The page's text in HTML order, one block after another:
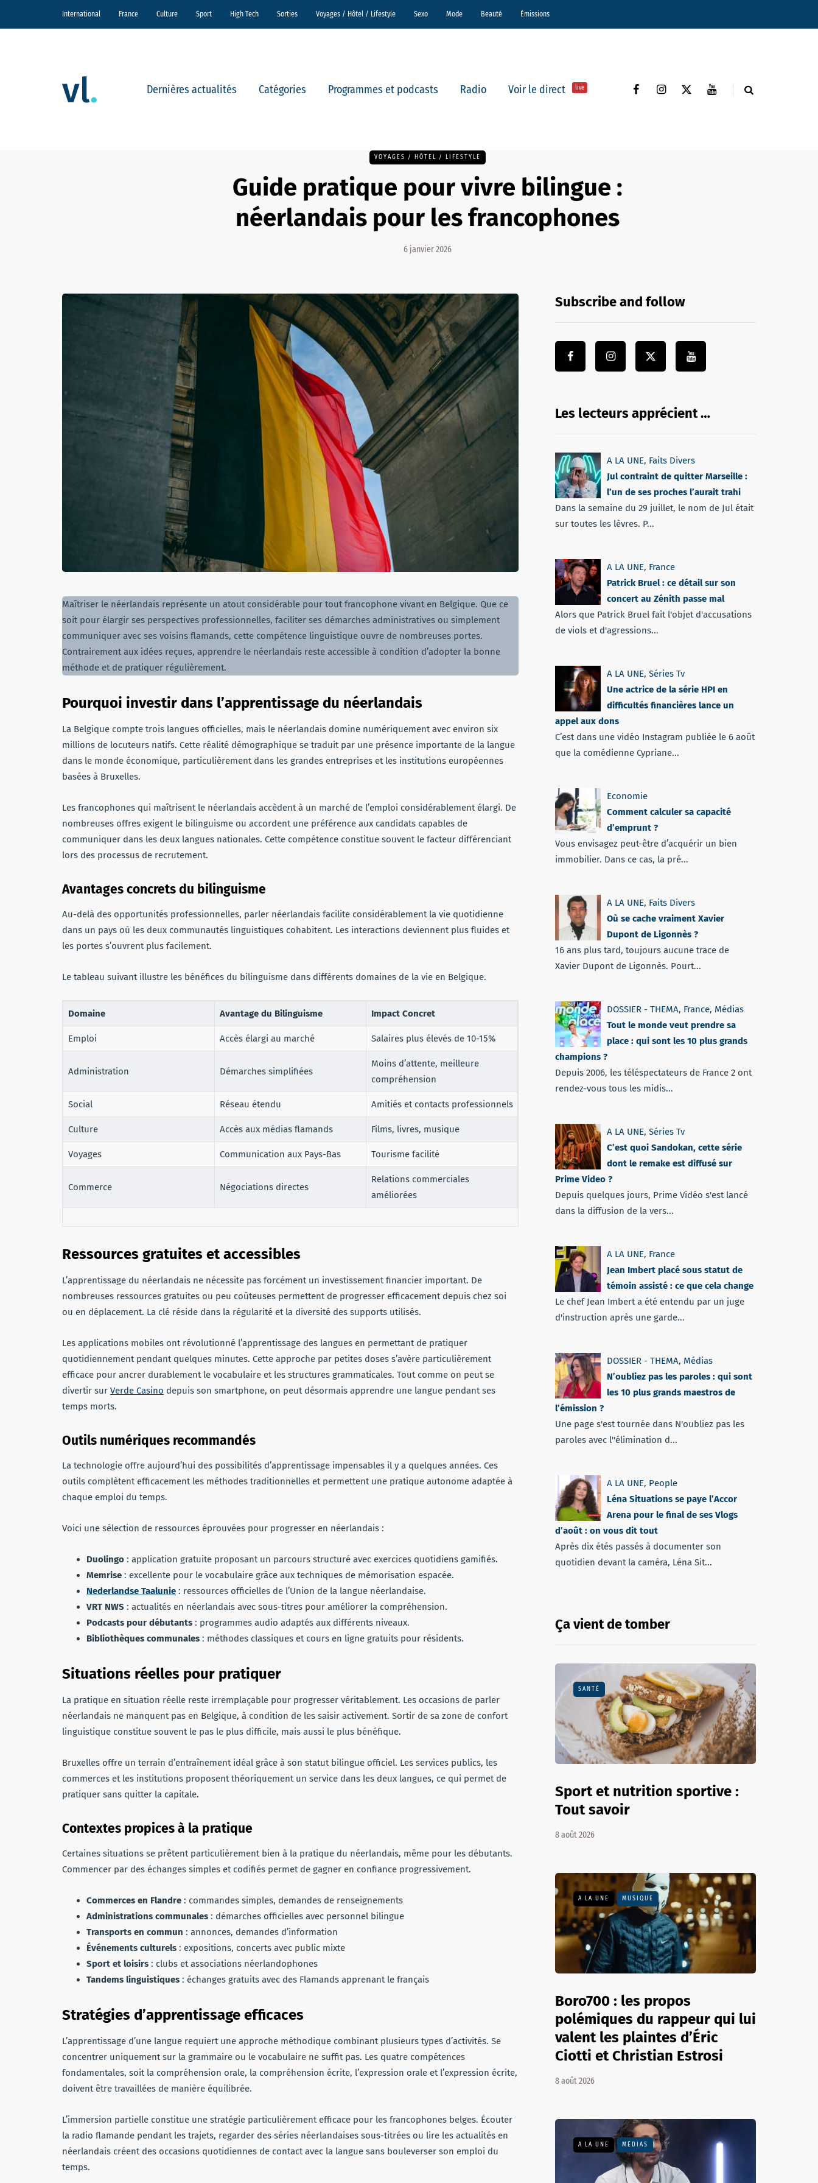
International France Culture Sport High Tech Sorties Voyages / Hôtel / Lifestyle Sexo Mode Beauté Émissions
Dernières actualités Catégories Programmes et podcasts Radio Voir le direct live
VOYAGES / HÔTEL / LIFESTYLE
Guide pratique pour vivre bilingue :
néerlandais pour les francophones
6 janvier 2026
Maîtriser le néerlandais représente un atout considérable pour tout francophone vivant en Belgique. Que ce
soit pour élargir ses perspectives professionnelles, faciliter ses démarches administratives ou simplement
communiquer avec ses voisins flamands, cette compétence linguistique ouvre de nombreuses portes.
Contrairement aux idées reçues, apprendre le néerlandais reste accessible à condition d’adopter la bonne
méthode et de pratiquer régulièrement.
Pourquoi investir dans l’apprentissage du néerlandais
La Belgique compte trois langues officielles, mais le néerlandais domine numériquement avec environ six
millions de locuteurs natifs. Cette réalité démographique se traduit par une présence importante de la langue
dans le monde économique, particulièrement dans les grandes entreprises et les institutions européennes
basées à Bruxelles.
Les francophones qui maîtrisent le néerlandais accèdent à un marché de l’emploi considérablement élargi. De
nombreuses offres exigent le bilinguisme ou accordent une préférence aux candidats capables de
communiquer dans les deux langues nationales. Cette compétence constitue souvent le facteur différenciant
lors des processus de recrutement.
Avantages concrets du bilinguisme
Au-delà des opportunités professionnelles, parler néerlandais facilite considérablement la vie quotidienne
dans un pays où les deux communautés linguistiques cohabitent. Les interactions deviennent plus fluides et
les portes s’ouvrent plus facilement.
Le tableau suivant illustre les bénéfices du bilinguisme dans différents domaines de la vie en Belgique.
Domaine Avantage du Bilinguisme Impact Concret
Emploi Accès élargi au marché Salaires plus élevés de 10-15%
Administration Démarches simplifiées
Moins d’attente, meilleure
compréhension
Social Réseau étendu Amitiés et contacts professionnels
Culture Accès aux médias flamands Films, livres, musique
Voyages Communication aux Pays-Bas Tourisme facilité
Commerce Négociations directes
Relations commerciales
améliorées
Ressources gratuites et accessibles
L’apprentissage du néerlandais ne nécessite pas forcément un investissement financier important. De
nombreuses ressources gratuites ou peu coûteuses permettent de progresser efficacement depuis chez soi
ou en déplacement. La clé réside dans la régularité et la diversité des supports utilisés.
Les applications mobiles ont révolutionné l’apprentissage des langues en permettant de pratiquer
quotidiennement pendant quelques minutes. Cette approche par petites doses s’avère particulièrement
efficace pour ancrer durablement le vocabulaire et les structures grammaticales. Tout comme on peut se
divertir sur Verde Casino depuis son smartphone, on peut désormais apprendre une langue pendant ses
temps morts.
Outils numériques recommandés
La technologie offre aujourd’hui des possibilités d’apprentissage impensables il y a quelques années. Ces
outils complètent efficacement les méthodes traditionnelles et permettent une pratique autonome adaptée à
chaque emploi du temps.
Voici une sélection de ressources éprouvées pour progresser en néerlandais :
Duolingo : application gratuite proposant un parcours structuré avec exercices quotidiens gamifiés.
Memrise : excellente pour le vocabulaire grâce aux techniques de mémorisation espacée.
Nederlandse Taalunie : ressources officielles de l’Union de la langue néerlandaise.
VRT NWS : actualités en néerlandais avec sous-titres pour améliorer la compréhension.
Podcasts pour débutants : programmes audio adaptés aux différents niveaux.
Bibliothèques communales : méthodes classiques et cours en ligne gratuits pour résidents.
Situations réelles pour pratiquer
La pratique en situation réelle reste irremplaçable pour progresser véritablement. Les occasions de parler
néerlandais ne manquent pas en Belgique, à condition de les saisir activement. Sortir de sa zone de confort
linguistique constitue souvent le pas le plus difficile, mais aussi le plus bénéfique.
Bruxelles offre un terrain d’entraînement idéal grâce à son statut bilingue officiel. Les services publics, les
commerces et les institutions proposent théoriquement un service dans les deux langues, ce qui permet de
pratiquer sans quitter la capitale.
Contextes propices à la pratique
Certaines situations se prêtent particulièrement bien à la pratique du néerlandais, même pour les débutants.
Commencer par des échanges simples et codifiés permet de gagner en confiance progressivement.
Commerces en Flandre : commandes simples, demandes de renseignements
Administrations communales : démarches officielles avec personnel bilingue
Transports en commun : annonces, demandes d’information
Événements culturels : expositions, concerts avec public mixte
Sport et loisirs : clubs et associations néerlandophones
Tandems linguistiques : échanges gratuits avec des Flamands apprenant le français
Stratégies d’apprentissage efficaces
L’apprentissage d’une langue requiert une approche méthodique combinant plusieurs types d’activités. Se
concentrer uniquement sur la grammaire ou le vocabulaire ne suffit pas. Les quatre compétences
fondamentales, soit la compréhension orale, la compréhension écrite, l’expression orale et l’expression écrite,
doivent être travaillées de manière équilibrée.
L’immersion partielle constitue une stratégie particulièrement efficace pour les francophones belges. Écouter
la radio flamande pendant les trajets, regarder des séries néerlandaises sous-titrées ou lire les actualités en
néerlandais créent des occasions quotidiennes de contact avec la langue sans bouleverser son emploi du
temps.
Subscribe and follow
Les lecteurs apprécient …
A LA UNE, Faits Divers
Jul contraint de quitter Marseille :
l’un de ses proches l’aurait trahi
Dans la semaine du 29 juillet, le nom de Jul était
sur toutes les lèvres. P...
A LA UNE, France
Patrick Bruel : ce détail sur son
concert au Zénith passe mal
Alors que Patrick Bruel fait l'objet d'accusations
de viols et d'agressions...
A LA UNE, Séries Tv
Une actrice de la série HPI en
difficultés financières lance un
appel aux dons
C’est dans une vidéo Instagram publiée le 6 août
que la comédienne Cypriane...
Economie
Comment calculer sa capacité
d’emprunt ?
Vous envisagez peut-être d’acquérir un bien
immobilier. Dans ce cas, la pré...
A LA UNE, Faits Divers
Où se cache vraiment Xavier
Dupont de Ligonnès ?
16 ans plus tard, toujours aucune trace de
Xavier Dupont de Ligonnès. Pourt...
DOSSIER - THEMA, France, Médias
Tout le monde veut prendre sa
place : qui sont les 10 plus grands
champions ?
Depuis 2006, les téléspectateurs de France 2 ont
rendez-vous tous les midis...
A LA UNE, Séries Tv
C’est quoi Sandokan, cette série
dont le remake est diffusé sur
Prime Video ?
Depuis quelques jours, Prime Vidéo s'est lancé
dans la diffusion de la vers...
A LA UNE, France
Jean Imbert placé sous statut de
témoin assisté : ce que cela change
Le chef Jean Imbert a été entendu par un juge
d'instruction après une garde...
DOSSIER - THEMA, Médias
N’oubliez pas les paroles : qui sont
les 10 plus grands maestros de
l’émission ?
Une page s'est tournée dans N'oubliez pas les
paroles avec l''élimination d...
A LA UNE, People
Léna Situations se paye l’Accor
Arena pour le final de ses Vlogs
d’août : on vous dit tout
Après dix étés passés à documenter son
quotidien devant la caméra, Léna Sit...
Ça vient de tomber
SANTÉ
Sport et nutrition sportive :
Tout savoir
8 août 2026
A LA UNE MUSIQUE
Boro700 : les propos
polémiques du rappeur qui lui
valent les plaintes d’Éric
Ciotti et Christian Estrosi
8 août 2026
A LA UNE MÉDIAS